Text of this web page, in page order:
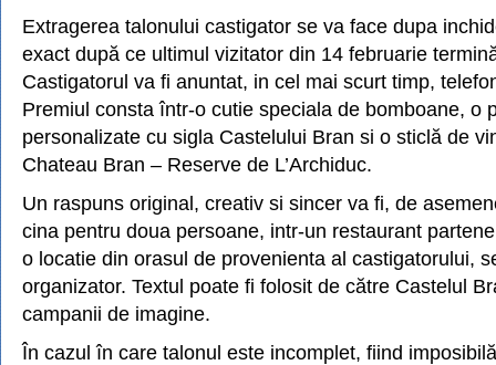
Extragerea talonului castigator se va face dupa
exact după ce ultimul vizitator din 14 februarie
Castigatorul va fi anuntat, in cel mai scurt timp,
Premiul consta într-o cutie speciala de bomboane, o
personalizate cu sigla Castelului Bran si o sticlă de
Chateau Bran – Reserve de L’Archiduc.
Un raspuns original, creativ si sincer va fi, de
cina pentru doua persoane, intr-un restaurant
o locatie din orasul de provenienta al castigatorului,
organizator. Textul poate fi folosit de către Castelul
campanii de imagine.
În cazul în care talonul este incomplet, fiind